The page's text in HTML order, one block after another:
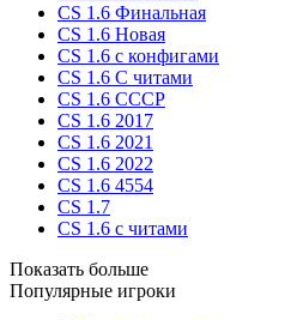
CS 1.6 Финальная
CS 1.6 Новая
CS 1.6 с конфигами
CS 1.6 С читами
CS 1.6 CCCP
CS 1.6 2017
CS 1.6 2021
CS 1.6 2022
CS 1.6 4554
CS 1.7
CS 1.6 с читами
Показать больше
Популярные игроки